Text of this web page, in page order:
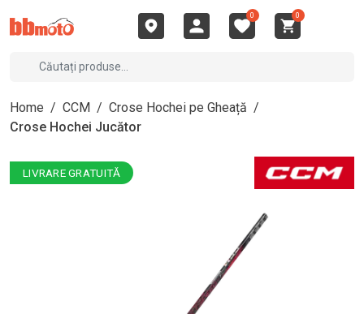
0 0
Home / CCM / Crose Hochei pe Gheață /
Crose Hochei Jucător
LIVRARE GRATUITĂ